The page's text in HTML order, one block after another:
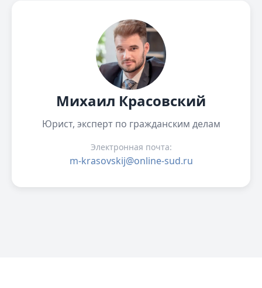
Михаил Красовский
Юрист, эксперт по гражданским делам
Электронная почта:
m-krasovskij@online-sud.ru